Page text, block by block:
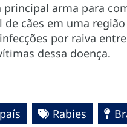
principal arma para
de cães em uma
por raiva
dessa doença.
Rabies